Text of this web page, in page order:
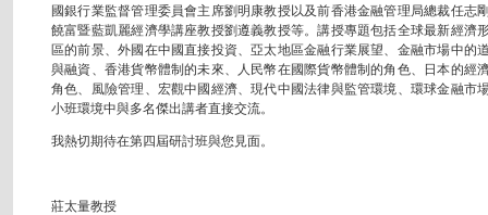
國銀行業監督管理委員會主席劉明康教授以及前香港金融管理局總裁任志
饒富暨藍凱麗經濟學講座教授劉遵義教授等。講授專題包括全球最新經濟
區的前景、外國在中國直接投資、亞太地區金融行業展望、金融市場中的
與融資、香港貨幣體制的未來、人民幣在國際貨幣體制的角色、日本的經
角色、風險管理、宏觀中國經濟、現代中國法律與監管環境、環球金融市
小班環境中與多名傑出講者直接交流。
我熱切期待在第四屆研討班與您見面。
莊太量教授